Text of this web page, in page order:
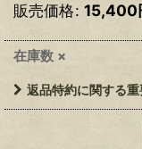
販売価格: 15,400
在庫数 ×
返品特約に関する